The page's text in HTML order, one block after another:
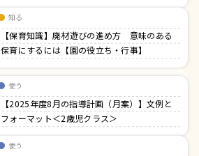
知る
【保育知識】廃材遊びの進め方 意味のある
保育にするには【園の役立ち・行事】
使う
【2025年度8月の指導計画（月案）】文例と
フォーマット＜2歳児クラス＞
使う